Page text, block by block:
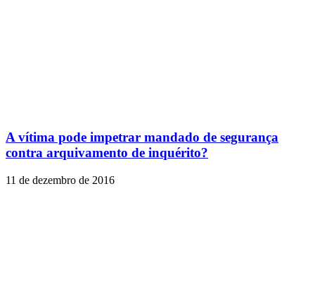
A vítima pode impetrar mandado de segurança
contra arquivamento de inquérito?
11 de dezembro de 2016